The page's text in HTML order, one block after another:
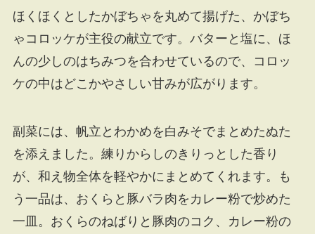
ほくほくとしたかぼちゃを丸めて揚げた、かぼち
ゃコロッケが主役の献立です。バターと塩に、ほ
んの少しのはちみつを合わせているので、コロッ
ケの中はどこかやさしい甘みが広がります。
副菜には、帆立とわかめを白みそでまとめたぬた
を添えました。練りからしのきりっとした香り
が、和え物全体を軽やかにまとめてくれます。も
う一品は、おくらと豚バラ肉をカレー粉で炒めた
一皿。おくらのねばりと豚肉のコク、カレー粉の